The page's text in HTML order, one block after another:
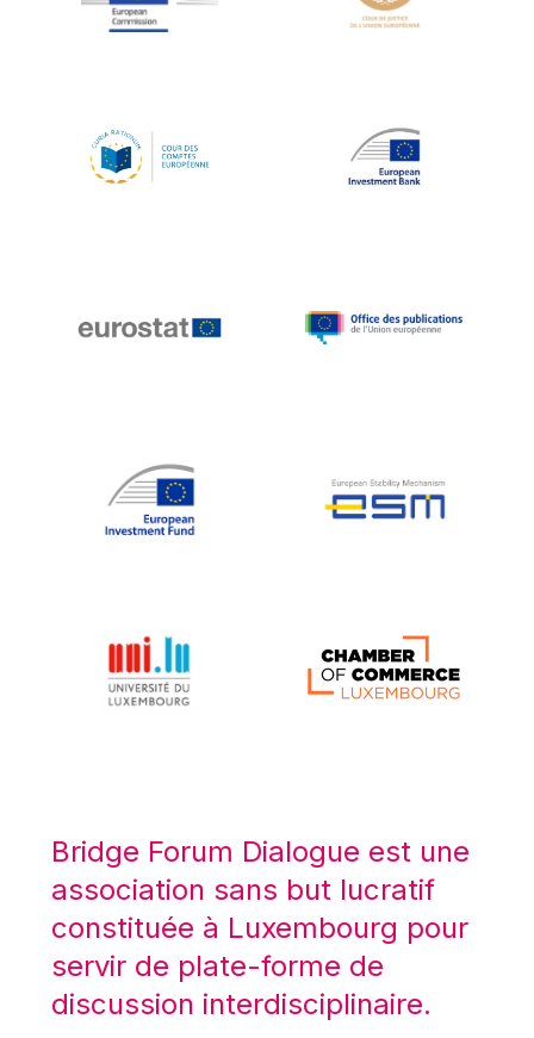
Koen LENAERTS
Luc Frieden
Lucas Papademos
Marcel Zadi Kessy
Martin Bailey
Martine Reicherts
Mireille Delmas-Marty
Paschal Donohoe
Pat Cox
Patrizia Nanz
Philippe Maystadt
Pierre Gramegna
Bridge Forum Dialogue est une
association sans but lucratif
constituée à Luxembourg pour
servir de plate-forme de
discussion interdisciplinaire.